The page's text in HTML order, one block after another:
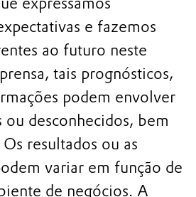
e fazemos
ao futuro neste
tais prognósticos,
podem envolver
ou desconhecidos, bem
resultados ou as
variar em função de
de negócios. A